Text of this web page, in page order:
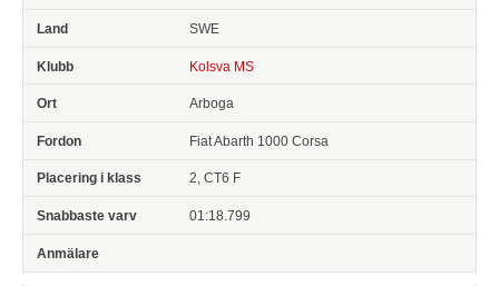
SWE
Kolsva MS
Arboga
Fiat Abarth 1000 Corsa
2, CT6 F
01:18.799